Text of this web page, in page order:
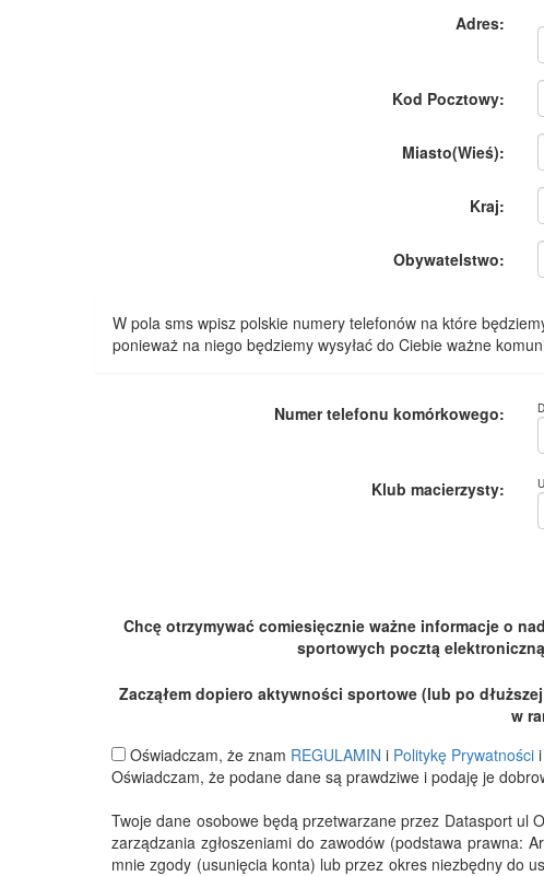
Adres:
Kod Pocztowy:
Miasto(Wieś):
Kraj:
Obywatelstwo:
W pola sms wpisz polskie numery telefonów na które
ponieważ na niego będziemy wysyłać do Ciebie ważne
Numer telefonu komórkowego:
Klub macierzysty:
Chcę otrzymywać comiesięcznie ważne informacje o
sportowych pocztą
Zacząłem dopiero aktywności sportowe (lub po
w
Oświadczam, że znam REGULAMIN i Politykę Prywatności
Oświadczam, że podane dane są prawdziwe i podaję je
Twoje dane osobowe będą przetwarzane przez Datasport ul
zarządzania zgłoszeniami do zawodów (podstawa prawna:
mnie zgody (usunięcia konta) lub przez okres niezbędny do